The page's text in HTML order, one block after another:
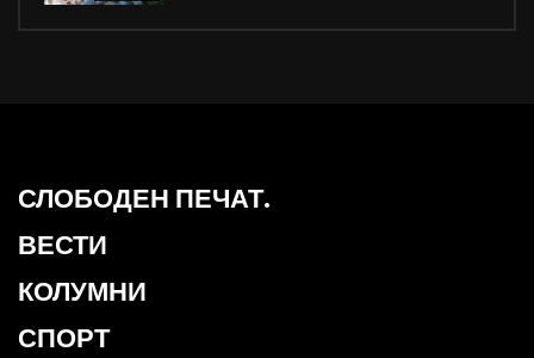
СЛОБОДЕН ПЕЧАТ.
ВЕСТИ
КОЛУМНИ
СПОРТ